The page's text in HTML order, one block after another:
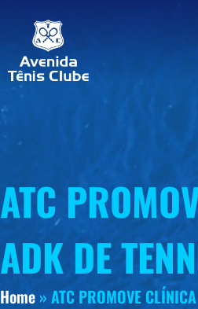
ATC
ADK DE
Home » ATC PROMOVE